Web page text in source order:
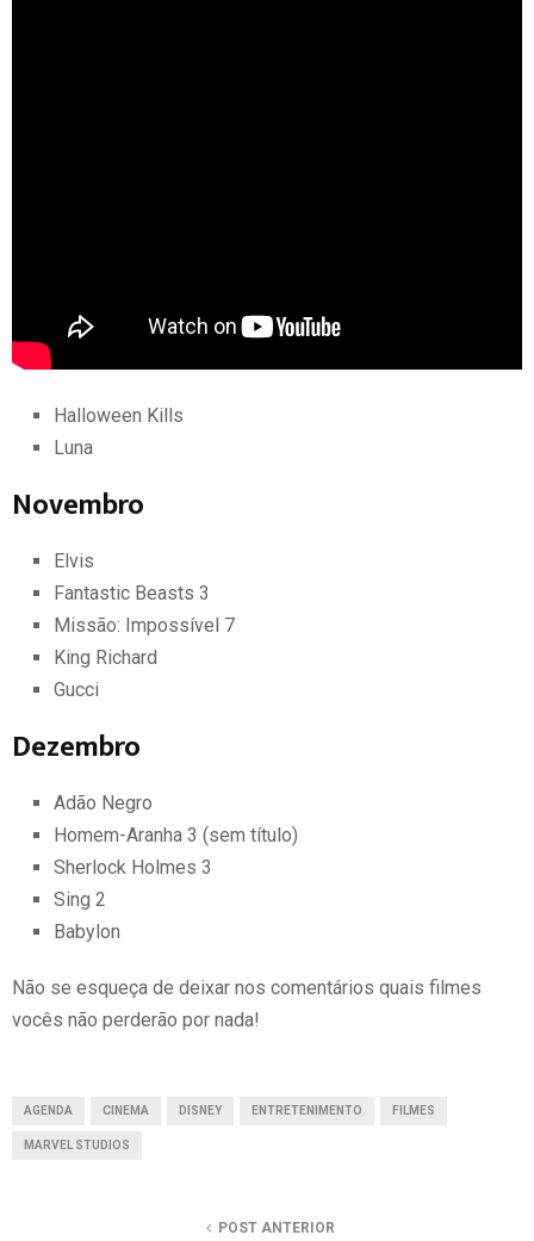
Halloween Kills
Luna
Novembro
Elvis
Fantastic Beasts 3
Missão: Impossível 7
King Richard
Gucci
Dezembro
Adão Negro
Homem-Aranha 3 (sem título)
Sherlock Holmes 3
Sing 2
Babylon
Não se esqueça de deixar nos comentários quais filmes
vocês não perderão por nada!
AGENDA CINEMA DISNEY ENTRETENIMENTO FILMES
MARVEL STUDIOS
POST ANTERIOR